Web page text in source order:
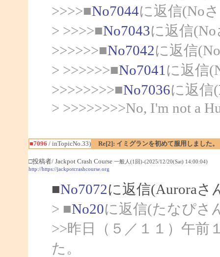
>>>>■No7044に返信(No
> >>>>■No7043に返信
>>>>>>■No7042に返信
> >>>>>>■No7041 に返信
>>>>>>>>■No7036に返信(
> >>>>>>>>No, I'm not a
■7096 / inTopicNo.33) Re[2]: イミグランを初めて服用しました。
□投稿者/ Jackpot Crash Course 一般人(1回)-(2025/12/20(Sat) 14:00:04)
http://https://jackpotcrashcourse.org
■No7072に返信(Auroraさ
> ■No20に返信(たなぴさ
>>昨日（５／１１）午前
た。